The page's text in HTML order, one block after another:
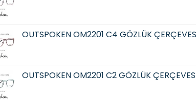
OUTSPOKEN OM2201 C4 GÖZLÜK
OUTSPOKEN OM2201 C2 GÖZLÜK